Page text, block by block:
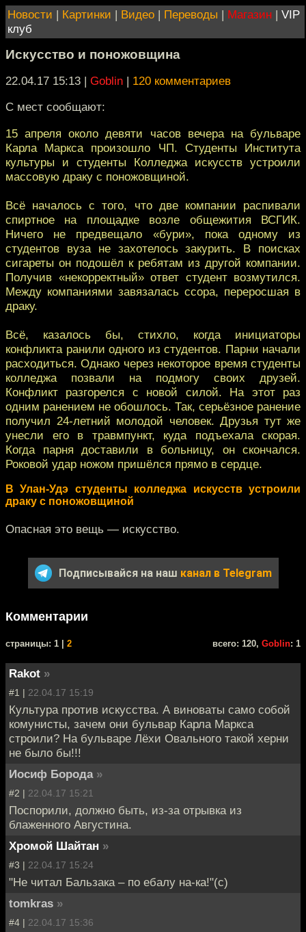
Новости | Картинки | Видео | Переводы | Магазин | VIP
клуб
Искусство и поножовщина
22.04.17 15:13 | Goblin | 120 комментариев
С мест сообщают:
15 апреля около девяти часов вечера на бульваре
Карла Маркса произошло ЧП. Студенты Института
культуры и студенты Колледжа искусств устроили
массовую драку с поножовщиной.
Всё началось с того, что две компании распивали
спиртное на площадке возле общежития ВСГИК.
Ничего не предвещало «бури», пока одному из
студентов вуза не захотелось закурить. В поисках
сигареты он подошёл к ребятам из другой компании.
Получив «некорректный» ответ студент возмутился.
Между компаниями завязалась ссора, переросшая в
драку.
Всё, казалось бы, стихло, когда инициаторы
конфликта ранили одного из студентов. Парни начали
расходиться. Однако через некоторое время студенты
колледжа позвали на подмогу своих друзей.
Конфликт разгорелся с новой силой. На этот раз
одним ранением не обошлось. Так, серьёзное ранение
получил 24-летний молодой человек. Друзья тут же
унесли его в травмпункт, куда подъехала скорая.
Когда парня доставили в больницу, он скончался.
Роковой удар ножом пришёлся прямо в сердце.
В Улан-Удэ студенты колледжа искусств устроили
драку с поножовщиной
Опасная это вещь — искусство.
Подписывайся на наш канал в Telegram
Комментарии
cтраницы: 1 | 2 всего: 120, Goblin: 1
Rakot »
#1 | 22.04.17 15:19
Культура против искусства. А виноваты само собой
комунисты, зачем они бульвар Карла Маркса
строили? На бульваре Лёхи Овального такой херни
не было бы!!!
Иосиф Борода »
#2 | 22.04.17 15:21
Поспорили, должно быть, из-за отрывка из
блаженного Августина.
Хромой Шайтан »
#3 | 22.04.17 15:24
"Не читал Бальзака – по ебалу на-ка!"(с)
tomkras »
#4 | 22.04.17 15:36